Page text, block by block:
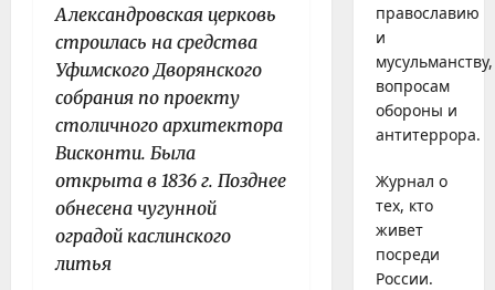
Александровская церковь
строилась на средства
Уфимского Дворянского
собрания по проекту
столичного архитектора
Висконти. Была
открыта в 1836 г. Позднее
обнесена чугунной
оградой каслинского
литья
православию
и
мусульманству,
вопросам
обороны и
антитеррора.
Журнал о
тех, кто
живет
посреди
России.